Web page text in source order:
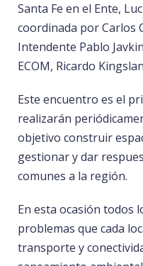
Santa Fe en el Ente,
coordinada por Carlos
Intendente Pablo
ECOM, Ricardo
Este encuentro es el
realizarán
objetivo construir
gestionar y dar
comunes a la región.
En esta ocasión todos
problemas que cada
transporte y